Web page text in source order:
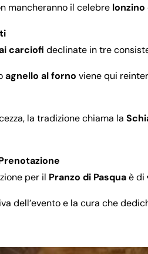
mancheranno il celebrelonzino
carciofi declinate in tre
agnello al forno viene qui
la tradizione chiama la
per il Pranzo di Pasquaè di
dell’evento e la cura che